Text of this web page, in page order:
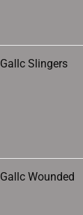
Gallc Slingers
Gallc Wounded